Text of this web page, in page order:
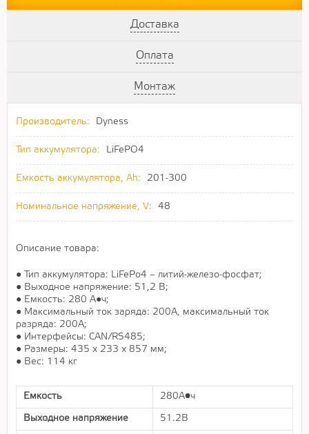
Доставка
Оплата
Монтаж
Производитель: Dyness
Тип аккумулятора: LiFePO4
Емкость аккумулятора, Ah: 201-300
Номинальное напряжение, V: 48
Описание товара:
● Тип аккумулятора: LiFePo4 – литий-железо-фосфат;
● Выходное напряжение: 51,2 В;
● Емкость: 280 А●ч;
● Максимальный ток заряда: 200А, максимальный ток
разряда: 200А;
● Интерфейсы: CAN/RS485;
● Размеры: 435 х 233 х 857 мм;
● Вес: 114 кг
Емкость 280А•ч
Выходное напряжение 51.2В